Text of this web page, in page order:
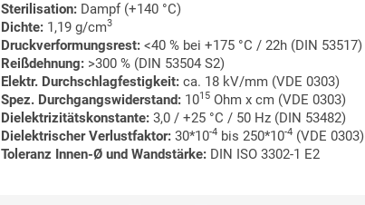
Sterilisation: Dampf (+140 °C)
Dichte: 1,19 g/cm3
Druckverformungsrest: <40 % bei +175 °C / 22h (DIN 53517)
Reißdehnung: >300 % (DIN 53504 S2)
Elektr. Durchschlagfestigkeit: ca. 18 kV/mm (VDE 0303)
Spez. Durchgangswiderstand: 1015 Ohm x cm (VDE 0303)
Dielektrizitätskonstante: 3,0 / +25 °C / 50 Hz (DIN 53482)
Dielektrischer Verlustfaktor: 30*10-4 bis 250*10-4 (VDE 0303)
Toleranz Innen-Ø und Wandstärke: DIN ISO 3302-1 E2